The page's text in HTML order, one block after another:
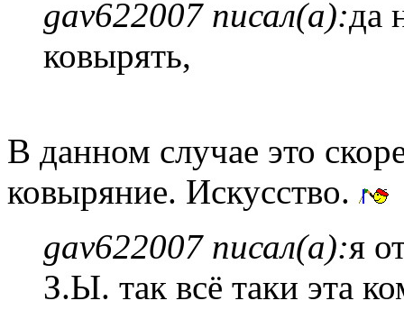
gav622007 писал(а):да
ковырять,
В данном случае это
ковыряние. Искусство.
gav622007 писал(а):я
З.Ы. так всё таки эта